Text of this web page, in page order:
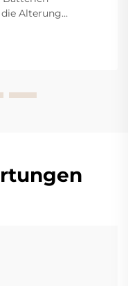
die Alterung
und
erfahren.